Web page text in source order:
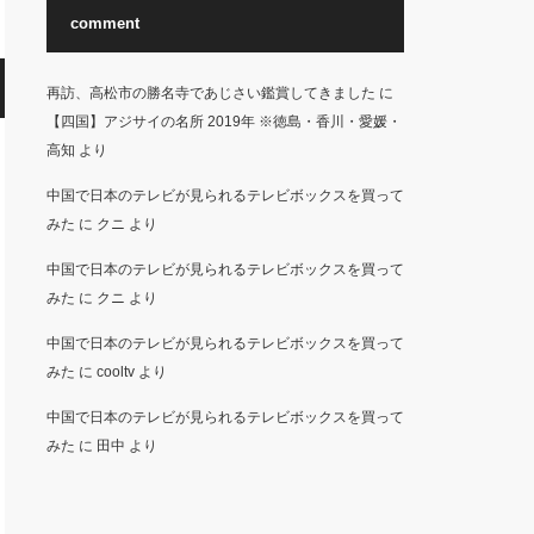
comment
再訪、高松市の勝名寺であじさい鑑賞してきました に
【四国】アジサイの名所 2019年 ※徳島・香川・愛媛・
高知 より
中国で日本のテレビが見られるテレビボックスを買って
みた に クニ より
中国で日本のテレビが見られるテレビボックスを買って
みた に クニ より
中国で日本のテレビが見られるテレビボックスを買って
みた に cooltvより
中国で日本のテレビが見られるテレビボックスを買って
みた に 田中 より